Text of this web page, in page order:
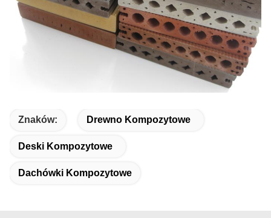
Znaków: Drewno Kompozytowe
Deski Kompozytowe
Dachówki Kompozytowe